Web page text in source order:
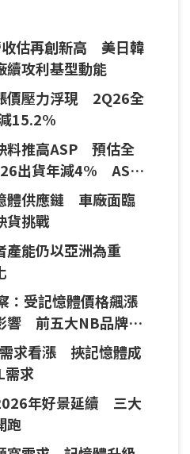
估再創新高 美日韓
續攻利基型動能
價壓力浮現 2Q26全
15.2%
料推高ASP 預估全
出貨年減4% ASP
體供應鏈 車廠面臨
貨挑戰
產能仍以亞洲為重
：受記憶體價格飆漲
響 前五大NB品牌出
求看漲 挾記憶體成
需求
年好景延續 三大
跑